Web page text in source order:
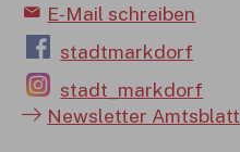
E-Mail schreiben
stadtmarkdorf
stadt_markdorf
Newsletter Amtsblatt